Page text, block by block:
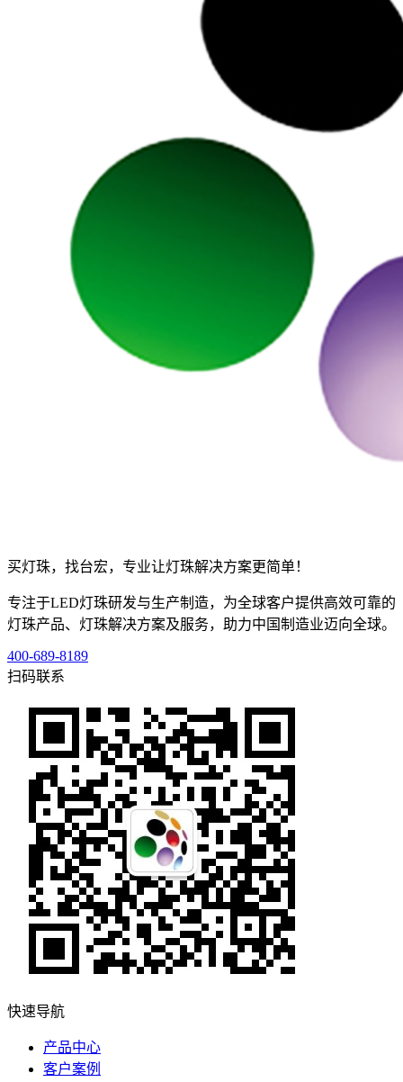
买灯珠，找台宏，专业让灯珠解决方案更简单！
专注于LED灯珠研发与生产制造，为全球客户提供高效可靠的
灯珠产品、灯珠解决方案及服务，助力中国制造业迈向全球。
400-689-8189
扫码联系
快速导航
产品中心
客户案例